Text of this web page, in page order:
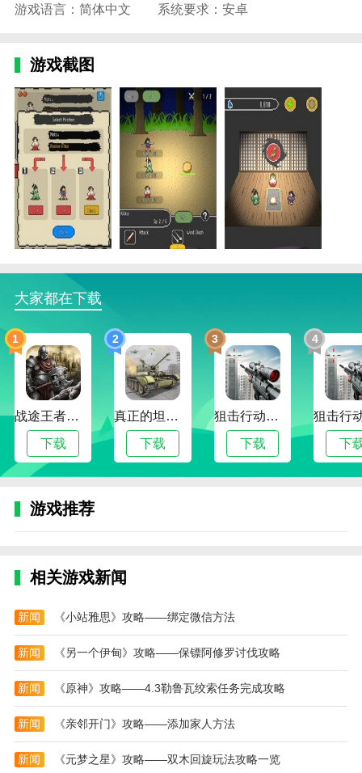
手。回合制游戏模式可以让玩家更加舒适愉快地享受游
2.复古的游戏画面可以给玩家很好的游戏体验，完成游
游戏语言：简体中文
系统要求：安卓
游戏截图
大家都在下载
1
战途王者最新版
下载
2
真正的坦克大战
下载
3
狙击行动代号猎鹰最新版
下载
4
下
游戏推荐
相关游戏新闻
新闻 《小站雅思》攻略——绑定微信方法
新闻 《另一个伊甸》攻略——保镖阿修罗讨伐攻略
新闻 《原神》攻略——4.3勒鲁瓦绞索任务完成攻略
新闻 《亲邻开门》攻略——添加家人方法
新闻 《元梦之星》攻略——双木回旋玩法攻略一览